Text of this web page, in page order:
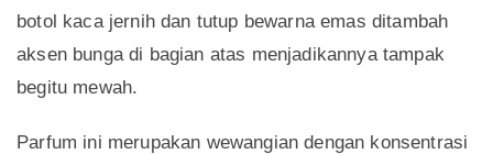
botol kaca jernih dan tutup bewarna emas ditambah
aksen bunga di bagian atas menjadikannya tampak
begitu mewah.
Parfum ini merupakan wewangian dengan konsentrasi